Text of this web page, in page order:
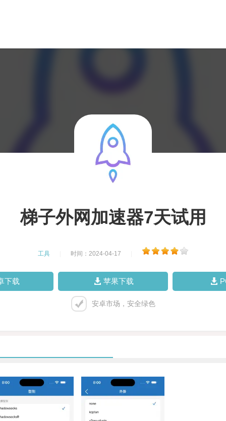
梯子外网加速器7天试用
工具 时间：2024-04-17
下载 苹果下载
安卓市场，安全绿色